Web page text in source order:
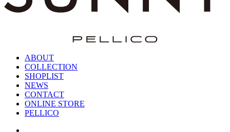
ABOUT
COLLECTION
SHOPLIST
NEWS
CONTACT
ONLINE STORE
PELLICO